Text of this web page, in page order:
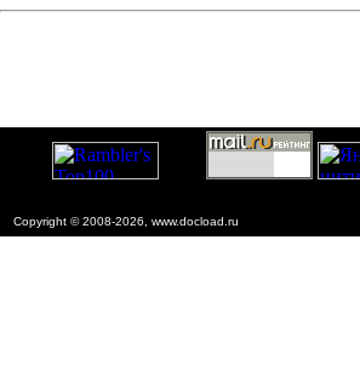
Copyright © 2008-2026, www.docload.ru